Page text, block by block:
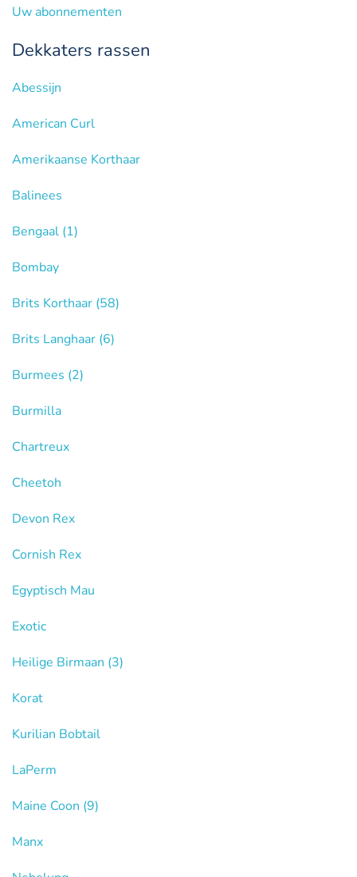
Uw abonnementen
Dekkaters rassen
Abessijn
American Curl
Amerikaanse Korthaar
Balinees
Bengaal (1)
Bombay
Brits Korthaar (58)
Brits Langhaar (6)
Burmees (2)
Burmilla
Chartreux
Cheetoh
Devon Rex
Cornish Rex
Egyptisch Mau
Exotic
Heilige Birmaan (3)
Korat
Kurilian Bobtail
LaPerm
Maine Coon (9)
Manx